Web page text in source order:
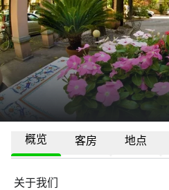
概览 客房 地点
关于我们